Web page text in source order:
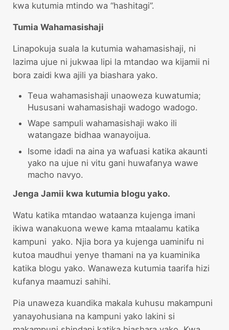
kwa kutumia mtindo wa “hashitagi”.
Tumia Wahamasishaji
Linapokuja suala la kutumia wahamasishaji, ni
lazima ujue ni jukwaa lipi la mtandao wa kijamii ni
bora zaidi kwa ajili ya biashara yako.
Teua wahamasishaji unaoweza kuwatumia;
Hususani wahamasishaji wadogo wadogo.
Wape sampuli wahamasishaji wako ili
watangaze bidhaa wanayoijua.
Isome idadi na aina ya wafuasi katika akaunti
yako na ujue ni vitu gani huwafanya wawe
macho navyo.
Jenga Jamii kwa kutumia blogu yako.
Watu katika mtandao wataanza kujenga imani
ikiwa wanakuona wewe kama mtaalamu katika
kampuni yako. Njia bora ya kujenga uaminifu ni
kutoa maudhui yenye thamani na ya kuaminika
katika blogu yako. Wanaweza kutumia taarifa hizi
kufanya maamuzi sahihi.
Pia unaweza kuandika makala kuhusu makampuni
yanayohusiana na kampuni yako lakini si